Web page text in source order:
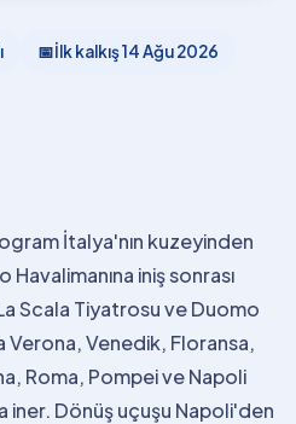
📅İlk kalkış14 Ağu 2026
İtalya'nın kuzeyinden
iniş sonrası
Scala Tiyatrosu ve Duomo
Verona, Venedik, Floransa,
Roma, Pompei ve Napoli
iner. Dönüş uçuşu Napoli'den